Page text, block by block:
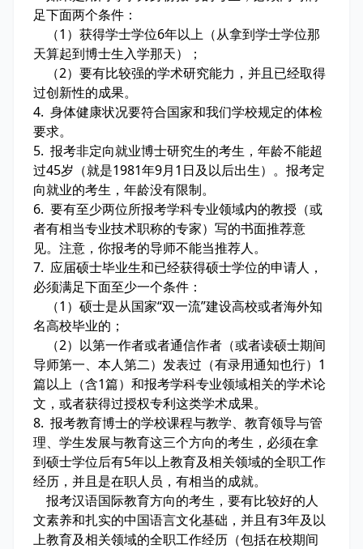
足下面两个条件：
（1）获得学士学位6年以上（从拿到学士学位那
天算起到博士生入学那天）；
（2）要有比较强的学术研究能力，并且已经取得
过创新性的成果。
4. 身体健康状况要符合国家和我们学校规定的体检
要求。
5. 报考非定向就业博士研究生的考生，年龄不能超
过45岁（就是1981年9月1日及以后出生）。报考定
向就业的考生，年龄没有限制。
6. 要有至少两位所报考学科专业领域内的教授（或
者有相当专业技术职称的专家）写的书面推荐意
见。注意，你报考的导师不能当推荐人。
7. 应届硕士毕业生和已经获得硕士学位的申请人，
必须满足下面至少一个条件：
（1）硕士是从国家“双一流”建设高校或者海外知
名高校毕业的；
（2）以第一作者或者通信作者（或者读硕士期间
导师第一、本人第二）发表过（有录用通知也行）1
篇以上（含1篇）和报考学科专业领域相关的学术论
文，或者获得过授权专利这类学术成果。
8. 报考教育博士的学校课程与教学、教育领导与管
理、学生发展与教育这三个方向的考生，必须在拿
到硕士学位后有5年以上教育及相关领域的全职工作
经历，并且是在职人员，有相当的成就。
报考汉语国际教育方向的考生，要有比较好的人
文素养和扎实的中国语言文化基础，并且有3年及以
上教育及相关领域的全职工作经历（包括在校期间